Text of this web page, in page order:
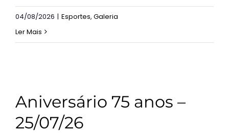
04/08/2026 | Esportes, Galeria
Ler Mais
Aniversário 75 anos –
25/07/26